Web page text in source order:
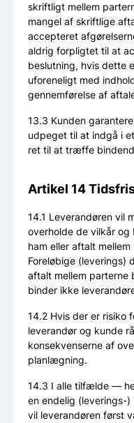
skriftligt mellem
mangel af skriftlige
accepteret
aldrig forpligtet til at
beslutning, hvis dette
uforeneligt med
gennemførelse af
13.3 Kunden
udpeget til at indgå i
ret til at træffe
Artikel 14
14.1 Leverandøren vil
overholde de vilkår og
ham eller aftalt
Foreløbige (leverings)
aftalt mellem parterne
binder ikke
14.2 Hvis der er risiko
leverandør og kunde
konsekvenserne af
planlægning.
14.3 I alle tilfælde —
en endelig (leverings-
vil leverandøren først